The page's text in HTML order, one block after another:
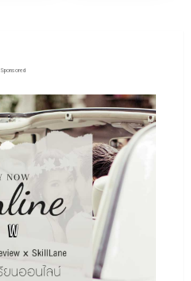
Sponsored